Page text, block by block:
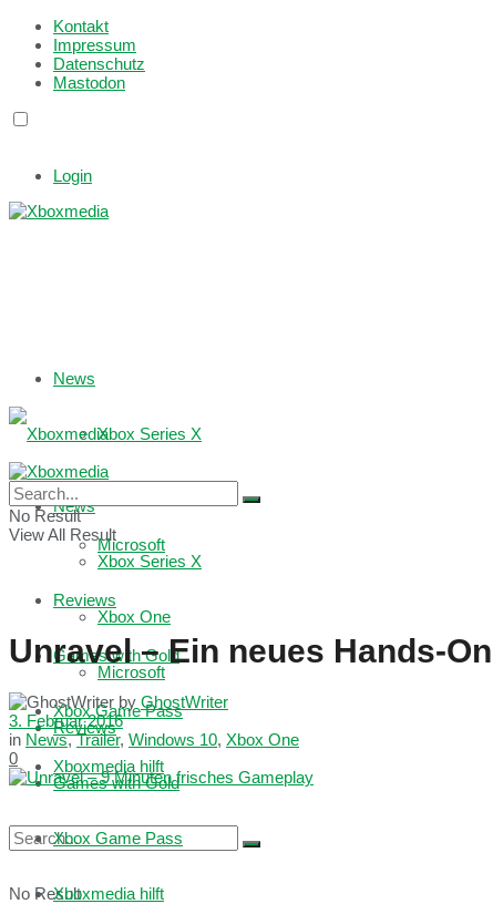
Kontakt
Impressum
Datenschutz
Mastodon
Login
News
Xbox Series X
Microsoft
Reviews
Games with Gold
Xbox Game Pass
Xboxmedia hilft
No Result
News
Xbox Series X
Xbox One
Microsoft
Reviews
Games with Gold
Xbox Game Pass
Xboxmedia hilft
No Result
View All Result
Unravel – Ein neues Hands-
by GhostWriter
3. Februar 2016
in News,Trailer, Windows 10, Xbox One
0